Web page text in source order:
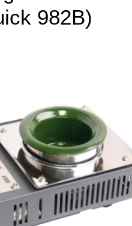
982B)